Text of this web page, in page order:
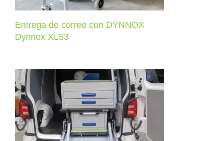
Entrega de correo con DYNNOX
Dynnox XL53
XL53 con equipo de medición
Dynnox XL53